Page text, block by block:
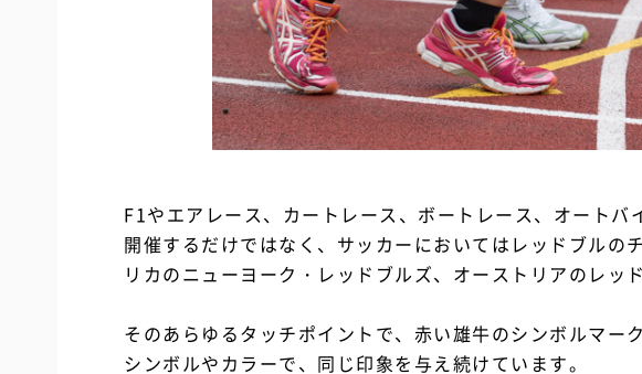
F1やエアレース、カートレース、ボートレース、オートバ
開催するだけではなく、サッカーにおいてはレッドブルの
リカのニューヨーク・レッドブルズ、オーストリアのレッ
そのあらゆるタッチポイントで、赤い雄牛のシンボルマー
シンボルやカラーで、同じ印象を与え続けています。